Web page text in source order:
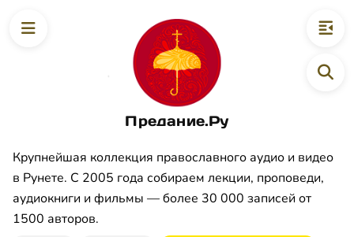
Предание.Ру
Крупнейшая коллекция православного аудио и видео
в Рунете. С 2005 года собираем лекции, проповеди,
аудиокниги и фильмы — более 30 000 записей от
1500 авторов.